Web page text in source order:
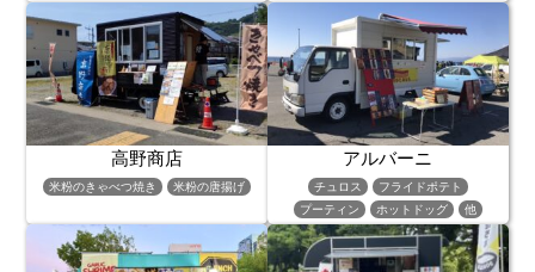
高野商店
米粉のきゃべつ焼き 米粉の唐揚げ
アルバーニ
チュロス
フライドポテト
プーティン
ホットドッグ 他